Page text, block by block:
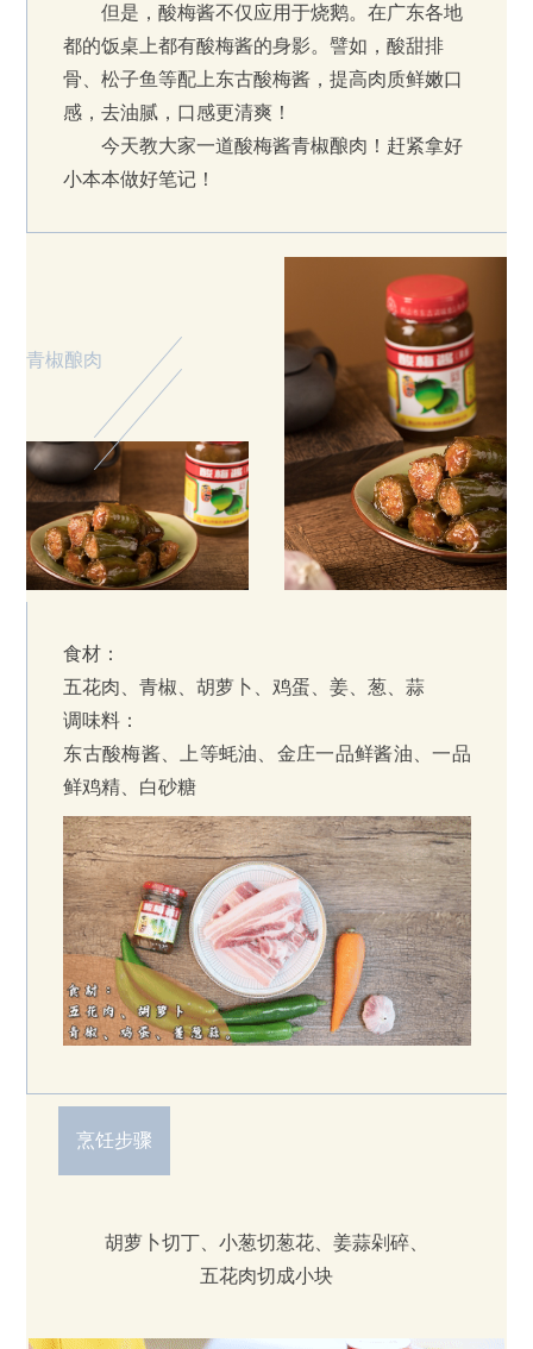
但是，酸梅酱不仅应用于烧鹅。在广东各地
都的饭桌上都有酸梅酱的身影。譬如，酸甜排
骨、松子鱼等配上东古酸梅酱，提高肉质鲜嫩口
感，去油腻，口感更清爽！
今天教大家一道酸梅酱青椒酿肉！赶紧拿好
小本本做好笔记！
青椒酿肉
食材：
五花肉、青椒、胡萝卜、鸡蛋、姜、葱、蒜
调味料：
东古酸梅酱、上等蚝油、金庄一品鲜酱油、一品
鲜鸡精、白砂糖
烹饪步骤
胡萝卜切丁、小葱切葱花、姜蒜剁碎、
五花肉切成小块